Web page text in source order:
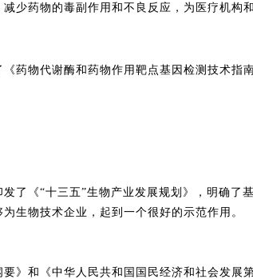
少药物的毒副作用和不良反应，为医疗机构
药物代谢酶和药物作用靶点基因检测技术
了《“十三五”生物产业发展规划》，明确
生物技术企业，起到一个很好的示范作用。
要》和《中华人民共和国国民经济和社会发